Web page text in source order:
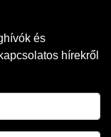
és
hírekről